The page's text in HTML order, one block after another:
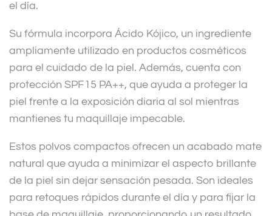
el día.
Su fórmula incorpora Ácido Kójico, un ingrediente
ampliamente utilizado en productos cosméticos
para el cuidado de la piel. Además, cuenta con
protección SPF15 PA++, que ayuda a proteger la
piel frente a la exposición diaria al sol mientras
mantienes tu maquillaje impecable.
Estos polvos compactos ofrecen un acabado mate
natural que ayuda a minimizar el aspecto brillante
de la piel sin dejar sensación pesada. Son ideales
para retoques rápidos durante el día y para fijar la